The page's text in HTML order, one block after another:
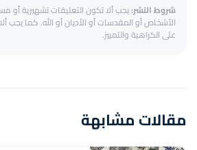
شروط النشر:يجب ألا تكون التعليقات تشهيرية أو
الأشخاص أو المقدسات أو الأديان أو الله. كما يجب
على الكراهية والتمييز.
مقالات مشابهة